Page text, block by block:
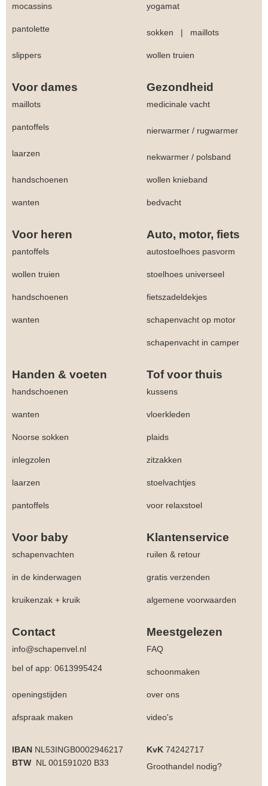
mocassins yogamat
pantolette sokken | maillots
slippers wollen truien
Voor dames Gezondheid
maillots medicinale vacht
pantoffels nierwarmer / rugwarmer
laarzen nekwarmer / polsband
handschoenen wollen knieband
wanten bedvacht
Voor heren Auto, motor, fiets
pantoffels autostoelhoes pasvorm
wollen truien stoelhoes universeel
handschoenen fietszadeldekjes
wanten schapenvacht op motor
schapenvacht in camper
Handen & voeten Tof voor thuis
handschoenen kussens
wanten vloerkleden
Noorse sokken plaids
inlegzolen zitzakken
laarzen stoelvachtjes
pantoffels voor relaxstoel
Voor baby Klantenservice
schapenvachten ruilen & retour
in de kinderwagen gratis verzenden
kruikenzak + kruik algemene voorwaarden
Contact Meestgelezen
info@schapenvel.nl
FAQ
bel of app: 0613995424
schoonmaken
openingstijden over ons
afspraak maken video's
IBAN NL53INGB0002946217 KvK 74242717
BTW NL 001591020 B33 Groothandel nodig?